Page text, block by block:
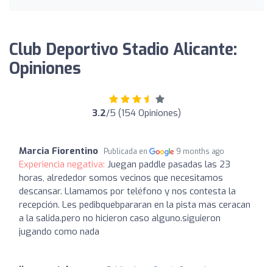
Club Deportivo Stadio Alicante:
Opiniones
3.2/5 (154 Opiniones)
Marcia Fiorentino Publicada en 9 months ago
Experiencia negativa: Juegan paddle pasadas las 23
horas, alrededor somos vecinos que necesitamos
descansar. Llamamos por teléfono y nos contesta la
recepción. Les pedibquebpararan en la pista mas ceracan
a la salida.pero no hicieron caso alguno.siguieron
jugando como nada